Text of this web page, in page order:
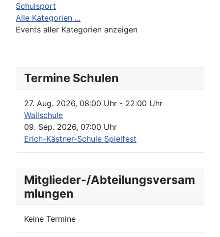
Mitglieder-/Abteilungsversam
mlungen
Keine Termine
Schulsport
Alle Kategorien ...
Events aller Kategorien anzeigen
Termine Schulen
27. Aug. 2026, 08:00 Uhr - 22:00 Uhr
Wallschule
09. Sep. 2026, 07:00 Uhr
Erich-Kästner-Schule Spielfest